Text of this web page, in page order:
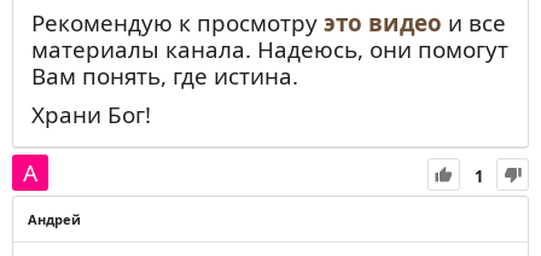
Рекомендую к просмотру это видео и все
материалы канала. Надеюсь, они помогут
Вам понять, где истина.
Храни Бог!
1
Андрей